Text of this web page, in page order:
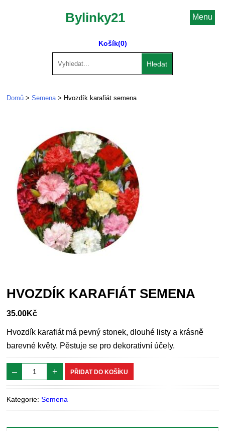
Menu
Bylinky21
Košík(0)
Hledat
Domů > Semena> Hvozdík karafiát semena
HVOZDÍK KARAFIÁT SEMENA
35.00Kč
Hvozdík karafiát má pevný stonek, dlouhé listy a krásně
barevné květy. Pěstuje se pro dekorativní účely.
– + PŘIDAT DO KOŠÍKU
Kategorie: Semena